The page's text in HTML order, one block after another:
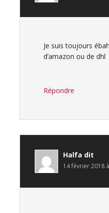
Je suis toujours
d’amazon ou de dhl
Répondre
Halfa dit
14 février 2018